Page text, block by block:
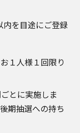
を目途にご登録
１人様１回限り
とに実施しま
期抽選への持ち